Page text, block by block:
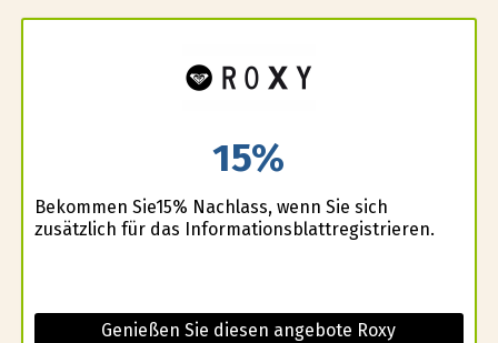
15%
Bekommen Sie15% Nachlass, wenn Sie sich
zusätzlich für das Informationsblattregistrieren.
Genießen Sie diesen angebote Roxy